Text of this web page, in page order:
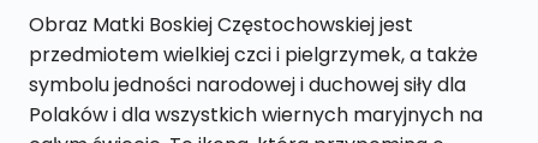
x
27
cm
Obraz Matki Boskiej Częstochowskiej jest
przedmiotem wielkiej czci i pielgrzymek, a także
symbolu jedności narodowej i duchowej siły dla
Polaków i dla wszystkich wiernych maryjnych na